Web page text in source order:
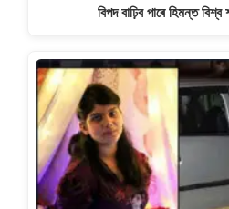
বিপদ বাঢ়িব পাৰে হিমন্ত